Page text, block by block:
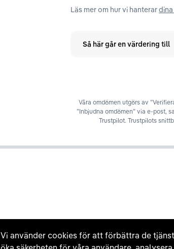
Vi använder cookies för att förbättra de
Läs mer om hur vi hanterar
Så här går en värdering till
Våra omdömen utgörs av
”Inbjudna omdömen” via e-post,
Trustpilot. Trustpilots